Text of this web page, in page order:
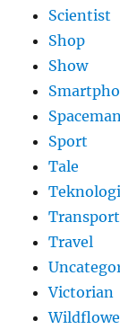
Scientist
Shop
Show
Spaceman
Sport
Tale
Teknologi
Travel
Victorian